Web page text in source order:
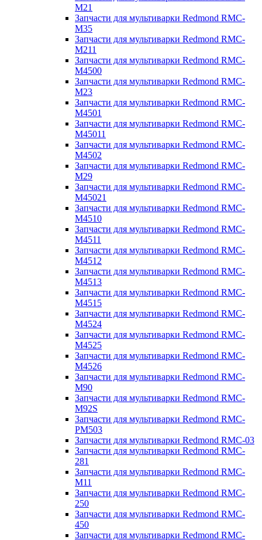
M21
Запчасти для мультиварки Redmond RMC-
M35
Запчасти для мультиварки Redmond RMC-
M211
Запчасти для мультиварки Redmond RMC-
M4500
Запчасти для мультиварки Redmond RMC-
M23
Запчасти для мультиварки Redmond RMC-
M4501
Запчасти для мультиварки Redmond RMC-
M45011
Запчасти для мультиварки Redmond RMC-
M4502
Запчасти для мультиварки Redmond RMC-
M29
Запчасти для мультиварки Redmond RMC-
M45021
Запчасти для мультиварки Redmond RMC-
M4510
Запчасти для мультиварки Redmond RMC-
M4511
Запчасти для мультиварки Redmond RMC-
M4512
Запчасти для мультиварки Redmond RMC-
M4513
Запчасти для мультиварки Redmond RMC-
M4515
Запчасти для мультиварки Redmond RMC-
M4524
Запчасти для мультиварки Redmond RMC-
M4525
Запчасти для мультиварки Redmond RMC-
M4526
Запчасти для мультиварки Redmond RMC-
M90
Запчасти для мультиварки Redmond RMC-
M92S
Запчасти для мультиварки Redmond RMC-
PM503
Запчасти для мультиварки Redmond RMC-03
Запчасти для мультиварки Redmond RMC-
281
Запчасти для мультиварки Redmond RMC-
M11
Запчасти для мультиварки Redmond RMC-
250
Запчасти для мультиварки Redmond RMC-
450
Запчасти для мультиварки Redmond RMC-